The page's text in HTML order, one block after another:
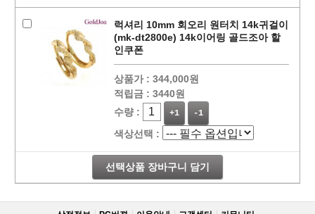
럭셔리 10mm 회오리 원터치 14k귀걸이
(mk-dt2800e) 14k이어링 골드조아 할
인쿠폰
상품가 : 344,000원
적립금 : 3440원
수량 :
+1 -1
색상선택 :
선택상품 장바구니 담기